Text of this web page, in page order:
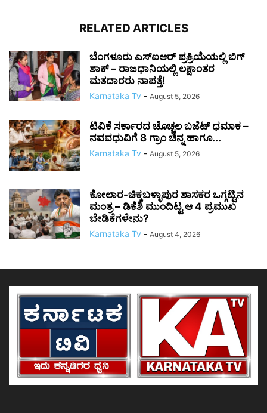
RELATED ARTICLES
ಬೆಂಗಳೂರು ಎಸ್‌ಐಆರ್ ಪ್ರಕ್ರಿಯೆಯಲ್ಲಿ ಬಿಗ್
ಶಾಕ್ – ರಾಜಧಾನಿಯಲ್ಲಿ ಲಕ್ಷಾಂತರ
ಮತದಾರರು ನಾಪತ್ತೆ!
Karnataka Tv - August 5, 2026
ಟಿವಿಕೆ ಸರ್ಕಾರದ ಚೊಚ್ಚಲ ಬಜೆಟ್ ಧಮಾಕ –
ನವವಧುವಿಗೆ 8 ಗ್ರಾಂ ಚಿನ್ನ ಹಾಗೂ...
Karnataka Tv - August 5, 2026
ಕೋಲಾರ-ಚಿಕ್ಕಬಳ್ಳಾಪುರ ಶಾಸಕರ ಒಗ್ಗಟ್ಟಿನ
ಮಂತ್ರ – ಡಿಕೆಶಿ ಮುಂದಿಟ್ಟ ಆ 4 ಪ್ರಮುಖ
ಬೇಡಿಕೆಗಳೇನು?
Karnataka Tv - August 4, 2026